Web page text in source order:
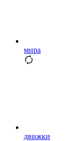
мира
движки